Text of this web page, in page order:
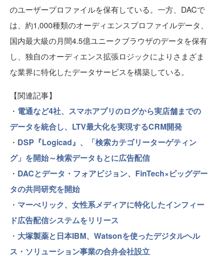
のユーザープロファイルを保有している。一方、DACで
は、約1,000種類のオーディエンスプロファイルデータ、
国内最大級の月間4.5億ユニークブラウザのデータを保有
し、独自のオーディエンス拡張ロジックによりさまざま
な業界に特化したデータサービスを構築している。
【関連記事】
・ 電通など4社、スマホアプリのログから実店舗までの
データを統合し、LTV最大化を実現するCRM開発
・ DSP『Logicad』、「検索カテゴリーターゲティン
グ」を開始～検索データもとに広告配信
・ DACとデータ・フォアビジョン、FinTech×ビッグデー
タの共同研究を開始
・ マーべリック、女性系メディアに特化したインフィー
ド広告配信システムをリリース
・ 大塚製薬と日本IBM、Watsonを使ったデジタルヘル
ス・ソリューション事業の合弁会社設立